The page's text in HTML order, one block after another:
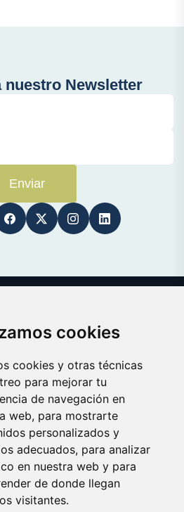
cookies
cookies y otras técnicas
para mejorar tu
de navegación en
web, para mostrarte
personalizados y
adecuados, para analizar
en nuestra web y para
de donde llegan
visitantes.
nuestro Newsletter
Enviar